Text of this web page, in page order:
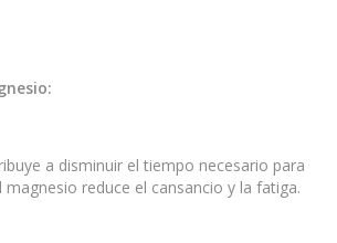
a disminuir el tiempo necesario para
magnesio reduce el cansancio y la fatiga.